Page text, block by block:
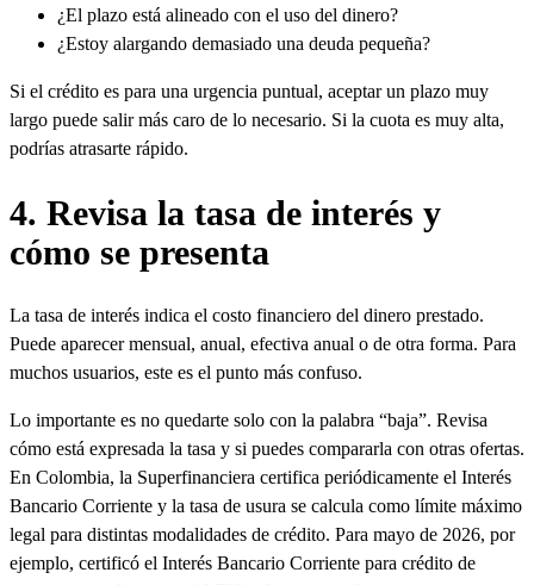
¿El plazo está alineado con el uso del dinero?
¿Estoy alargando demasiado una deuda pequeña?
Si el crédito es para una urgencia puntual, aceptar un plazo muy
largo puede salir más caro de lo necesario. Si la cuota es muy alta,
podrías atrasarte rápido.
4. Revisa la tasa de interés y
cómo se presenta
La tasa de interés indica el costo financiero del dinero prestado.
Puede aparecer mensual, anual, efectiva anual o de otra forma. Para
muchos usuarios, este es el punto más confuso.
Lo importante es no quedarte solo con la palabra “baja”. Revisa
cómo está expresada la tasa y si puedes compararla con otras ofertas.
En Colombia, la Superfinanciera certifica periódicamente el Interés
Bancario Corriente y la tasa de usura se calcula como límite máximo
legal para distintas modalidades de crédito. Para mayo de 2026, por
ejemplo, certificó el Interés Bancario Corriente para crédito de